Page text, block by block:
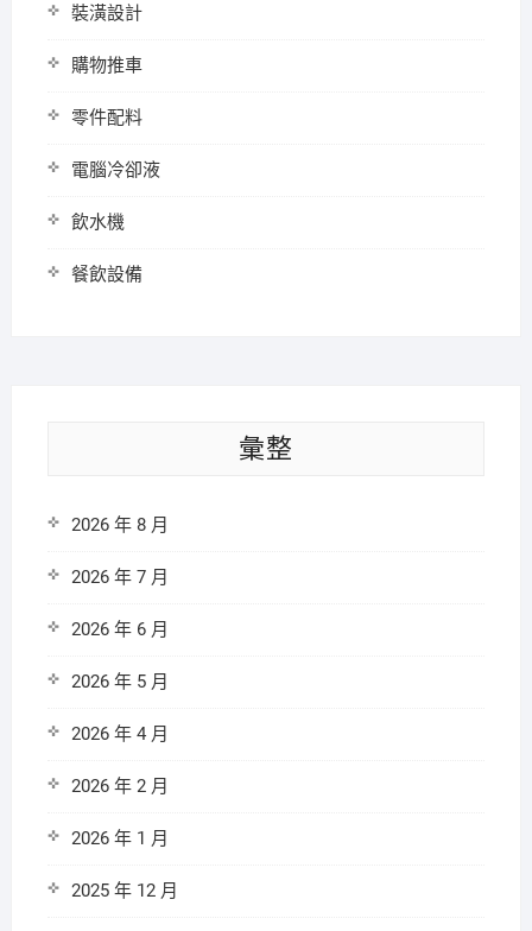
裝潢設計
購物推車
零件配料
電腦冷卻液
飲水機
餐飲設備
彙整
2026 年 8 月
2026 年 7 月
2026 年 6 月
2026 年 5 月
2026 年 4 月
2026 年 2 月
2026 年 1 月
2025 年 12 月